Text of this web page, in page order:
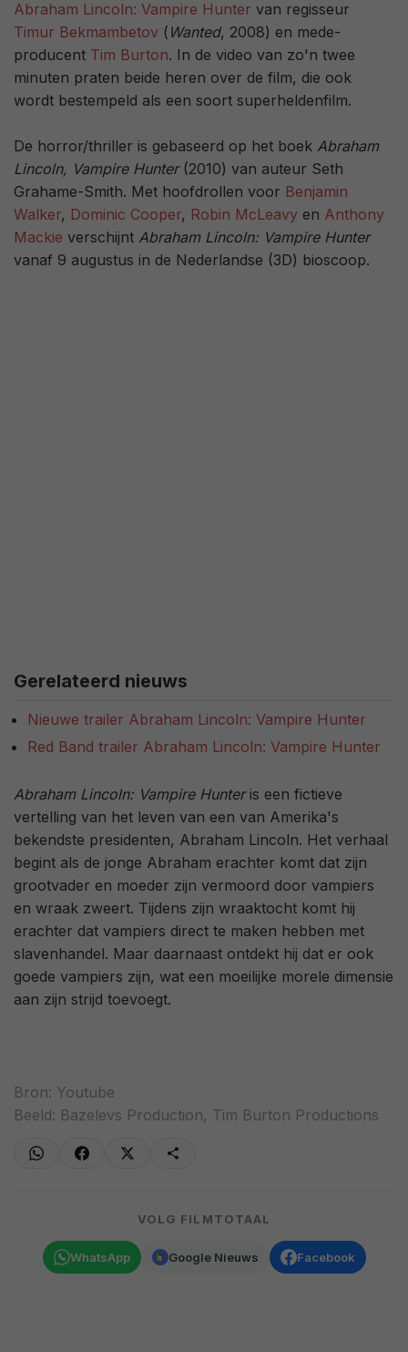
Abraham Lincoln: Vampire Hunter van regisseur
Timur Bekmambetov ( Wanted, 2008) en mede-
producent Tim Burton. In de video van zo'n twee
minuten praten beide heren over de film, die ook
wordt bestempeld als een soort superheldenfilm.
De horror/thriller is gebaseerd op het boek Abraham
Lincoln, Vampire Hunter(2010) van auteur Seth
Grahame-Smith. Met hoofdrollen voor Benjamin
Walker, Dominic Cooper, Robin McLeavy en Anthony
Mackie verschijnt Abraham Lincoln: Vampire Hunter
vanaf 9 augustus in de Nederlandse (3D) bioscoop.
Gerelateerd nieuws
Nieuwe trailer Abraham Lincoln: Vampire Hunter
Red Band trailer Abraham Lincoln: Vampire Hunter
Abraham Lincoln: Vampire Hunteris een fictieve
vertelling van het leven van een van Amerika's
bekendste presidenten, Abraham Lincoln. Het verhaal
begint als de jonge Abraham erachter komt dat zijn
grootvader en moeder zijn vermoord door vampiers
en wraak zweert. Tijdens zijn wraaktocht komt hij
erachter dat vampiers direct te maken hebben met
slavenhandel. Maar daarnaast ontdekt hij dat er ook
goede vampiers zijn, wat een moeilijke morele dimensie
aan zijn strijd toevoegt.
Bron: Youtube
Beeld: Bazelevs Production, Tim Burton Productions
VOLG FILMTOTAAL
WhatsApp Google Nieuws Facebook